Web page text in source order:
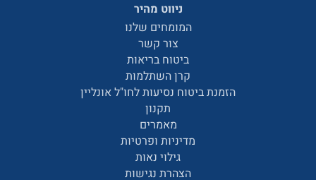
ניווט מהיר
המומחים שלנו
צור קשר
ביטוח בריאות
קרן השתלמות
הזמנת ביטוח נסיעות לחו"ל אונליין
תקנון
מאמרים
מדיניות ופרטיות
גילוי נאות
הצהרת נגישות